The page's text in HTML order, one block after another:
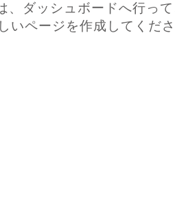
ダッシュボードへ行っ
いページを作成してくだ